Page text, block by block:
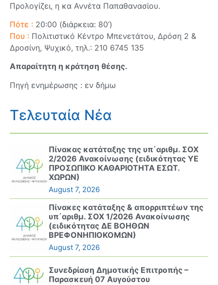
Προλογίζει, η κα Αννέτα Παπαθανασίου.
Πότε : 20:00 (διάρκεια: 80’)
Που : Πολιτιστικό Κέντρο Μπενετάτου, Δρόση 2 &
Δροσίνη, Ψυχικό, τηλ.: 210 6745 135
Απαραίτητη η κράτηση θέσης.
Πηγή ενημέρωσης : εν δήμω
Τελευταία Νέα
Πίνακας κατάταξης της υπ΄αριθμ. ΣΟΧ
2/2026 Ανακοίνωσης (ειδικότητας ΥΕ
ΠΡΟΣΩΠΙΚΟ ΚΑΘΑΡΙΟΤΗΤΑ ΕΣΩΤ.
ΧΩΡΩΝ)
August 7, 2026
Πίνακες κατάταξης & απορριπτέων της
υπ΄αριθμ. ΣΟΧ 1/2026 Ανακοίνωσης
(ειδικότητας ΔΕ ΒΟΗΘΩΝ
ΒΡΕΦΟΝΗΠΙΟΚΟΜΩΝ)
August 7, 2026
Συνεδρίαση Δημοτικής Επιτροπής –
Παρασκευή 07 Αυγούστου